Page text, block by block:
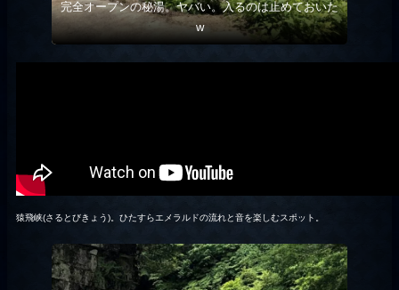
完全オープンの秘湯。ヤバい。入るのは止めておいた
w
猿飛峡(さるとびきょう)。ひたすらエメラルドの流れと音を楽しむスポット。